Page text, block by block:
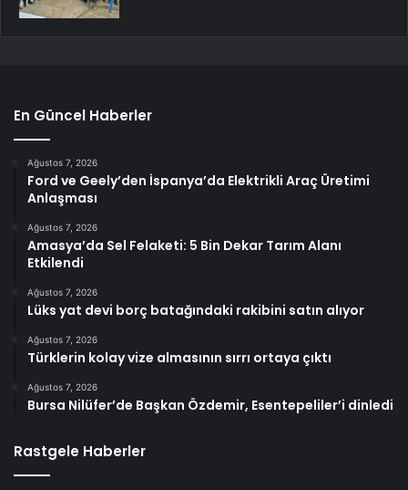
En Güncel Haberler
Ağustos 7, 2026
Ford ve Geely’den İspanya’da Elektrikli Araç Üretimi
Anlaşması
Ağustos 7, 2026
Amasya’da Sel Felaketi: 5 Bin Dekar Tarım Alanı
Etkilendi
Ağustos 7, 2026
Lüks yat devi borç batağındaki rakibini satın alıyor
Ağustos 7, 2026
Türklerin kolay vize almasının sırrı ortaya çıktı
Ağustos 7, 2026
Bursa Nilüfer’de Başkan Özdemir, Esentepeliler’i dinledi
Rastgele Haberler